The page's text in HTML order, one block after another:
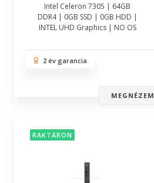
Intel Celeron 7305 | 64GB
DDR4 | 0GB SSD | 0GB HDD |
INTEL UHD Graphics | NO OS
2 év garancia
MEGNÉZEM
RAKTÁRON